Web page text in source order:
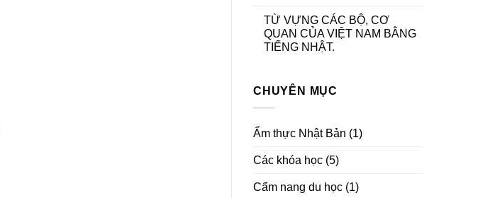
TỪ VỰNG CÁC BỘ, CƠ
QUAN CỦA VIỆT NAM BẰNG
TIẾNG NHẬT.
CHUYÊN MỤC
Ẩm thực Nhật Bản (1)
Các khóa học (5)
Cẩm nang du học (1)